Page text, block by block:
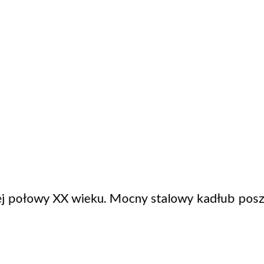
XX wieku. Mocny stalowy kadłub